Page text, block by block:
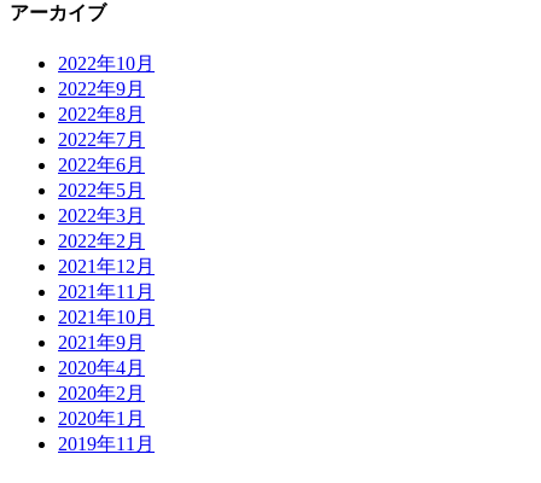
アーカイブ
2022年10月
2022年9月
2022年8月
2022年7月
2022年6月
2022年5月
2022年3月
2022年2月
2021年12月
2021年11月
2021年10月
2021年9月
2020年4月
2020年2月
2020年1月
2019年11月